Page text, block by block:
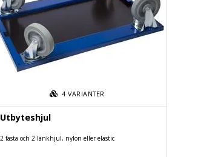
4VARIANTER
Utbyteshjul
2 fasta och 2 länkhjul, nylon eller elastic